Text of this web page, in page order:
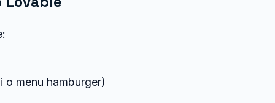
menu hamburger)